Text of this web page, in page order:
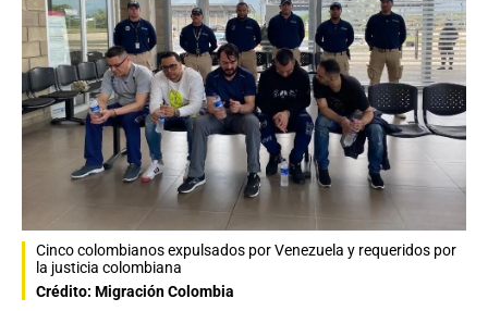
Cinco colombianos expulsados por Venezuela y requeridos por
la justicia colombiana
Crédito: Migración Colombia